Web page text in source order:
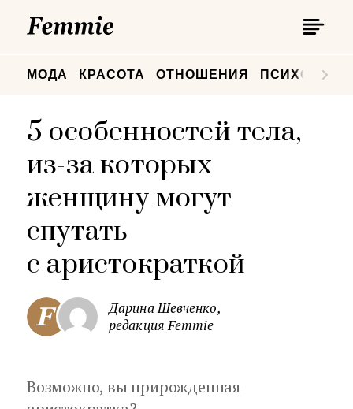
МОДА КРАСОТА ОТНОШЕНИЯ
5 особенностей тела,
из-за которых
женщину могут
спутать
с аристократкой
Дарина Шевченко,
редакция Femmie
Возможно, вы прирожденная